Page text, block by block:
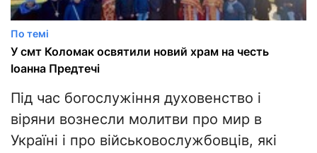
По темі
У смт Коломак освятили новий храм на честь
Іоанна Предтечі
Під час богослужіння духовенство і
віряни вознесли молитви про мир в
Україні і про військовослужбовців, які